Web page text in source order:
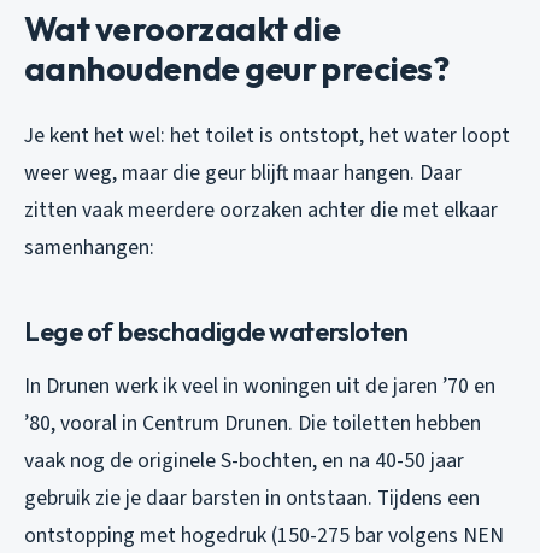
Wat veroorzaakt die
aanhoudende geur precies?
Je kent het wel: het toilet is ontstopt, het water loopt
weer weg, maar die geur blijft maar hangen. Daar
zitten vaak meerdere oorzaken achter die met elkaar
samenhangen:
Lege of beschadigde watersloten
In Drunen werk ik veel in woningen uit de jaren ’70 en
’80, vooral in Centrum Drunen. Die toiletten hebben
vaak nog de originele S-bochten, en na 40-50 jaar
gebruik zie je daar barsten in ontstaan. Tijdens een
ontstopping met hogedruk (150-275 bar volgens NEN